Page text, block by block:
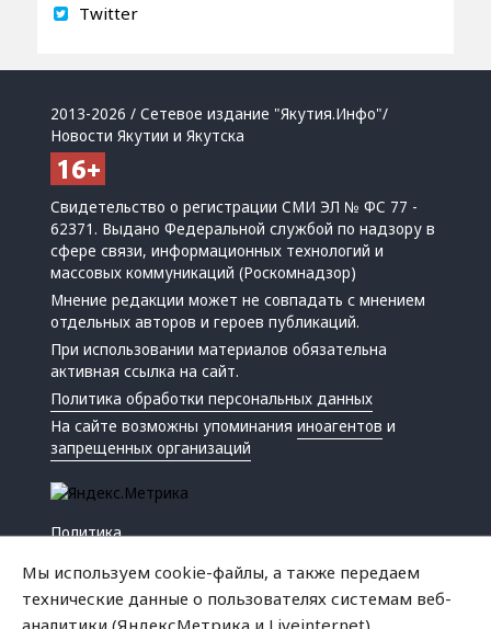
Twitter
2013-2026 / Сетевое издание "Якутия.Инфо"/
Новости Якутии и Якутска
Свидетельство о регистрации СМИ ЭЛ № ФС 77 -
62371. Выдано Федеральной службой по надзору в
сфере связи, информационных технологий и
массовых коммуникаций (Роскомнадзор)
Мнение редакции может не совпадать с мнением
отдельных авторов и героев публикаций.
При использовании материалов обязательна
активная ссылка на сайт.
Политика обработки персональных данных
На сайте возможны упоминанияиноагентов и
запрещенных организаций
Политика
Мы используем cookie-файлы, а также передаем
технические данные о пользователях системам веб-
аналитики (ЯндексМетрика и Liveinternet).